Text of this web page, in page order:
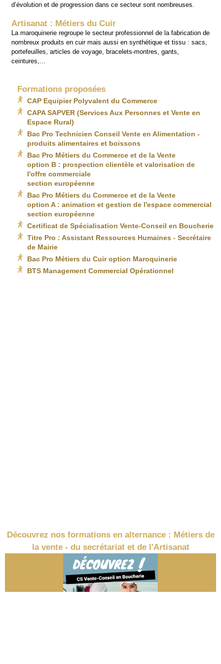
d’évolution et de progression dans ce secteur sont nombreuses.
Artisanat : Métiers du Cuir
La maroquinerie regroupe le secteur professionnel de la fabrication de
nombreux produits en cuir mais aussi en synthétique et tissu : sacs,
portefeuilles, articles de voyage, bracelets-montres, gants,
ceintures,...
Formations proposées
CAP Equipier Polyvalent du Commerce
CAPA SAPVER (Services Aux Personnes et Vente en
Espace Rural)
Bac Pro Technicien Conseil Vente en Alimentation -
produits alimentaires et boissons
Bac Pro Métiers du Commerce et de la Vente
option B : prospection clientèle et valorisation de
l'offre commerciale
section européenne
Bac Pro Métiers du Commerce et de la Vente
option A : animation et gestion de l'espace commercial
section européenne
Certificat de Spécialisation Vente-Conseil en Boucherie
Titre Pro : Assistant Ressources Humaines - Secrétaire
de Mairie
Bac Pro Métiers du Cuir option Maroquinerie
BTS Management Commercial Opérationnel
Découvrez nos formations en alternance : Métiers de
la vente - du secrétariat et de l'Artisanat